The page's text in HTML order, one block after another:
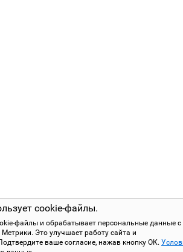
cookie-файлы.
файлы и обрабатывает персональные данные с
Это улучшает работу сайта и
ваше согласие, нажав кнопку ОК.